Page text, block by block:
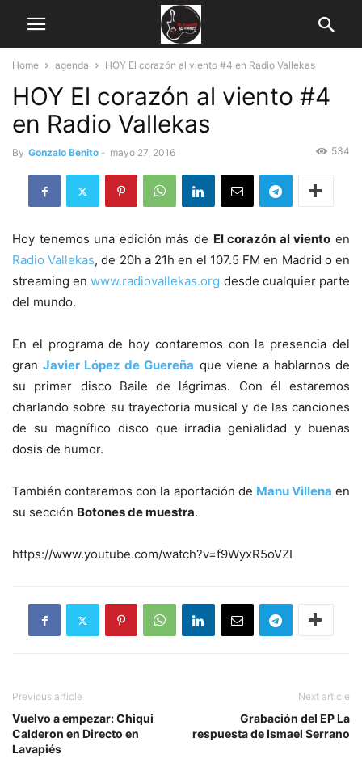
Home agenda HOY El corazón al viento #4 en Radio Vallekas
HOY El corazón al viento #4
en Radio Vallekas
By Gonzalo Benito - mayo 27, 2016 534
Hoy tenemos una edición más de El corazón al viento en
Radio Vallekas, de 20h a 21h en el 107.5 FM en Madrid o en
streaming enwww.radiovallekas.org desde cualquier parte
del mundo.
En el programa de hoy contaremos con la presencia del
granJavier López de Guereña que viene a hablarnos de
su primer disco Baile de lágrimas. Con él estaremos
charlando sobre su trayectoria musical y de las canciones
de su magnífico disco que irradia genialidad y buenas
dosis de humor.
También contaremos con la aportación de Manu Villena en
su sección Botones de muestra.
https://www.youtube.com/watch?v=f9WyxR5oVZI
Previous article
Vuelvo a empezar: Chiqui
Calderon en Directo en
Lavapiés
Next article
Grabación del EP La
respuesta de Ismael Serrano